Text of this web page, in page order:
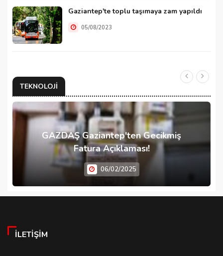
Gaziantep'te toplu taşımaya zam yapıldı
05/08/2023
TEKNOLOJI
GAZDAŞ Gaziantep'ten Gecikmiş
Fatura Açıklaması!
06/02/2025
İLETIŞIM